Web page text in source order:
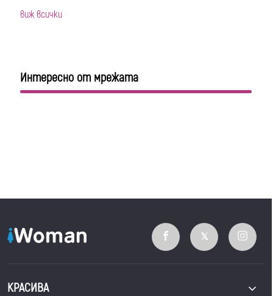
виж всички
Интересно от мрежата
КРАСИВА